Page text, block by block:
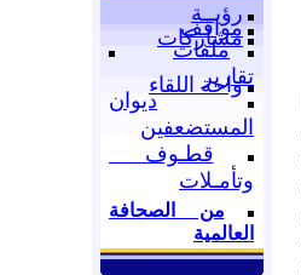
رؤيــة
مواقف
مشاركات
ملفات
تقارير
واحة اللقاء
ديوان
المستضعفين
قطـوف
وتأمـلات
من الصحافة
العالمية